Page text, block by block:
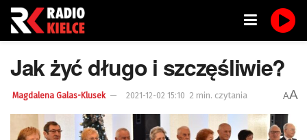
Jak żyć długo i szczęśliwie?
Magdalena Galas-Klusek 2021-12-02 15:10 2 min. czytania AA